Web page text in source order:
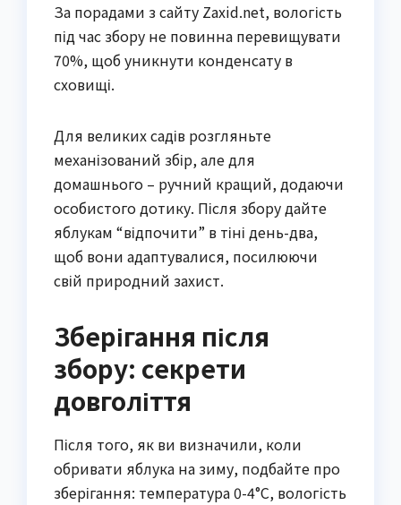
За порадами з сайту Zaxid.net, вологість
під час збору не повинна перевищувати
70%, щоб уникнути конденсату в
сховищі.
Для великих садів розгляньте
механізований збір, але для
домашнього – ручний кращий, додаючи
особистого дотику. Після збору дайте
яблукам “відпочити” в тіні день-два,
щоб вони адаптувалися, посилюючи
свій природний захист.
Зберігання після
збору: секрети
довголіття
Після того, як ви визначили, коли
обривати яблука на зиму, подбайте про
зберігання: температура 0-4°C, вологість